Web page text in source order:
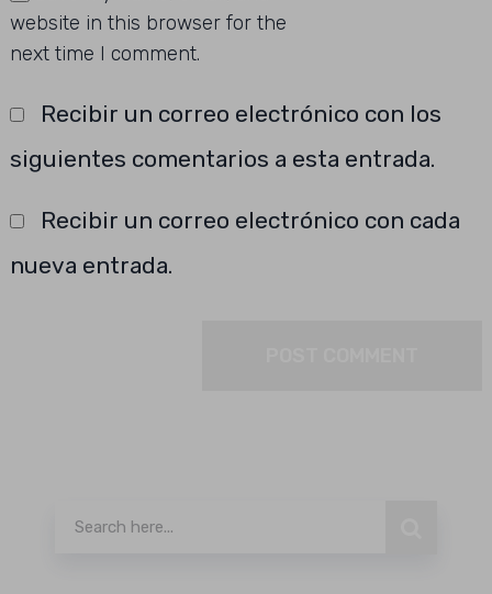
website in this browser for the
next time I comment.
Recibir un correo electrónico con los
siguientes comentarios a esta entrada.
Recibir un correo electrónico con cada
nueva entrada.